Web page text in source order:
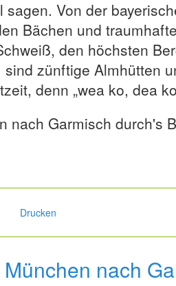
Von der
Bächen und
den höchsten
zünftige Almhütten
denn „wea ko, dea
nach Garmisch durch's
Drucken
nach